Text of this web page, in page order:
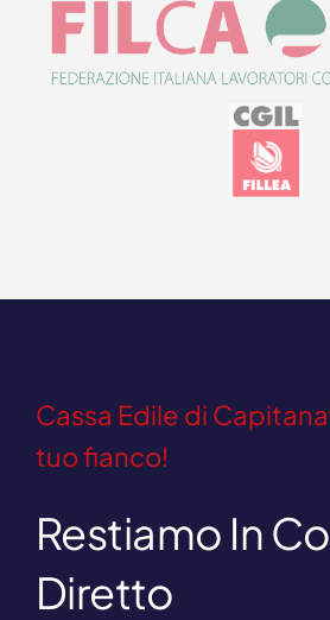
Cassa Edile di
tuo fianco!
Restiamo In
Diretto